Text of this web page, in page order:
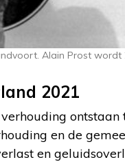
Alain Prost
2021
en de
en